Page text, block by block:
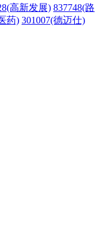
高新发展) 837748(路
药) 301007(德迈仕)